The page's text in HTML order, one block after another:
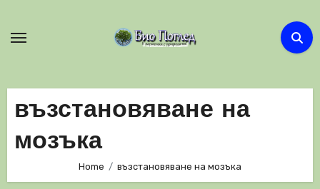
възстановяване на
мозъка
Home възстановяване на мозъка